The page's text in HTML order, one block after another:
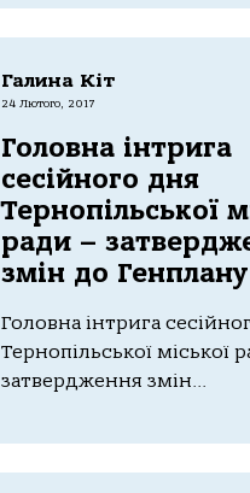
Галина Кіт
24 Лютого, 2017
Головна інтрига
сесійного дня
Тернопільської
ради –
змін до
Головна інтрига
Тернопільської міської
затвердження змін...